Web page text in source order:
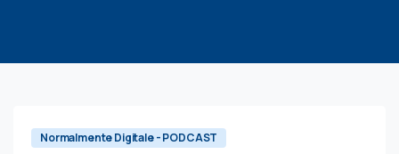
Normalmente Digitale - PODCAST